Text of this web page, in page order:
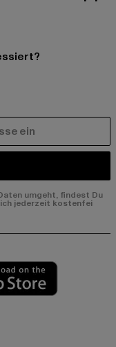
umgeht, findest Du
jederzeit kostenfei